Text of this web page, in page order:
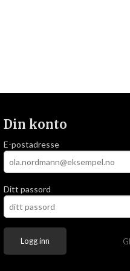
Din konto
E-postadresse
Ditt passord